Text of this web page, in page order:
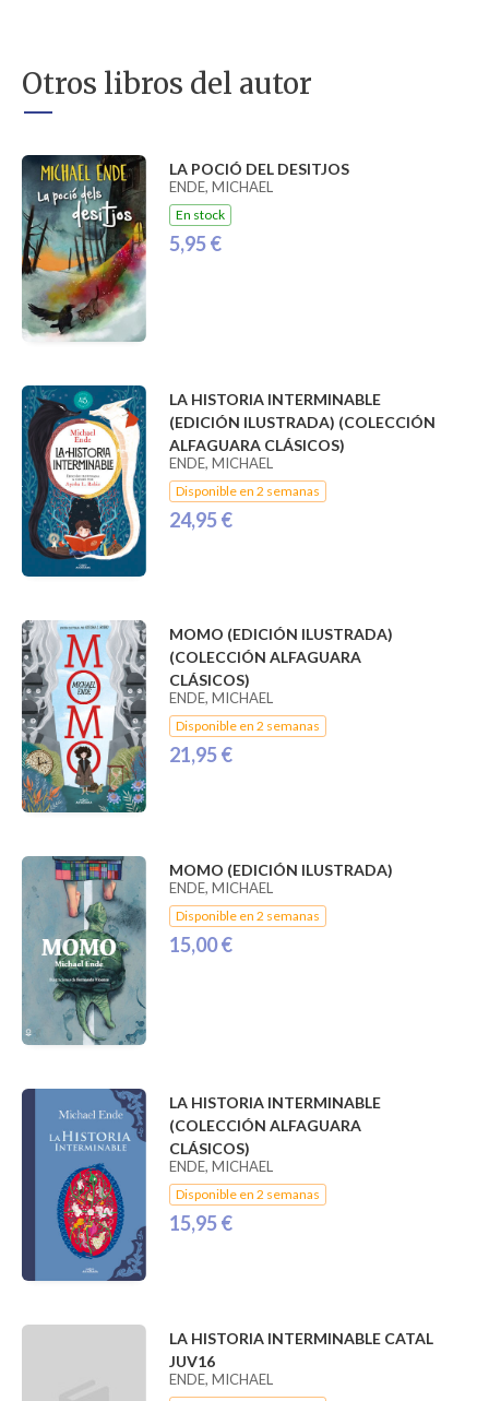
Otros libros del autor
LA POCIÓ DEL DESITJOS
ENDE, MICHAEL
En stock
5,95 €
LA HISTORIA INTERMINABLE
(EDICIÓN ILUSTRADA) (COLECCIÓN
ALFAGUARA CLÁSICOS)
ENDE, MICHAEL
Disponible en 2 semanas
24,95 €
MOMO (EDICIÓN ILUSTRADA)
(COLECCIÓN ALFAGUARA
CLÁSICOS)
ENDE, MICHAEL
Disponible en 2 semanas
21,95 €
MOMO (EDICIÓN ILUSTRADA)
ENDE, MICHAEL
Disponible en 2 semanas
15,00 €
LA HISTORIA INTERMINABLE
(COLECCIÓN ALFAGUARA
CLÁSICOS)
ENDE, MICHAEL
Disponible en 2 semanas
15,95 €
LA HISTORIA INTERMINABLE CATAL
JUV16
ENDE, MICHAEL